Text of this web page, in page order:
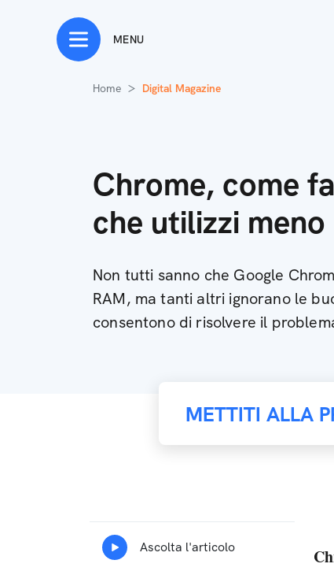
MENU
Home Digital Magazine
Chrome, come
che utilizzi meno
Non tutti sanno che Google
RAM, ma tanti altri ignorano le
consentono di risolvere il
METTITI ALLA